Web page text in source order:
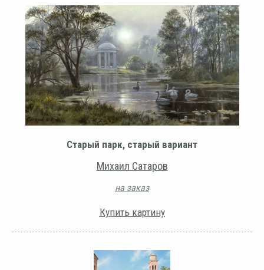
Старый парк, старый вариант
Михаил Сатаров
на заказ
Купить картину